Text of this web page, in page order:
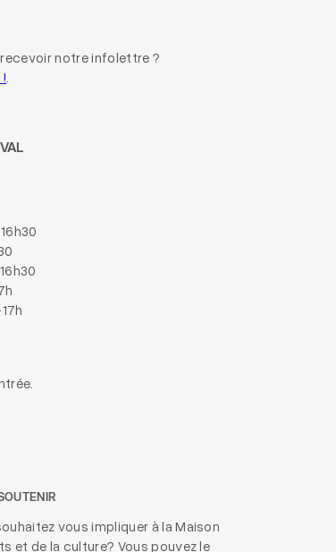
notre infolettre ?
.
vous impliquer à la Maison
et de la culture? Vous pouvez le